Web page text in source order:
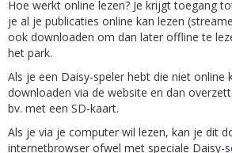
Hoe werkt online lezen? Je krijgt toegang
je al je publicaties online kan lezen
ook downloaden om dan later offline te
het park.
Als je een Daisy-speler hebt die niet online
downloaden via de website en dan
bv. met een SD-kaart.
Als je via je computer wil lezen, kan je dit
internetbrowser ofwel met speciale Daisy-